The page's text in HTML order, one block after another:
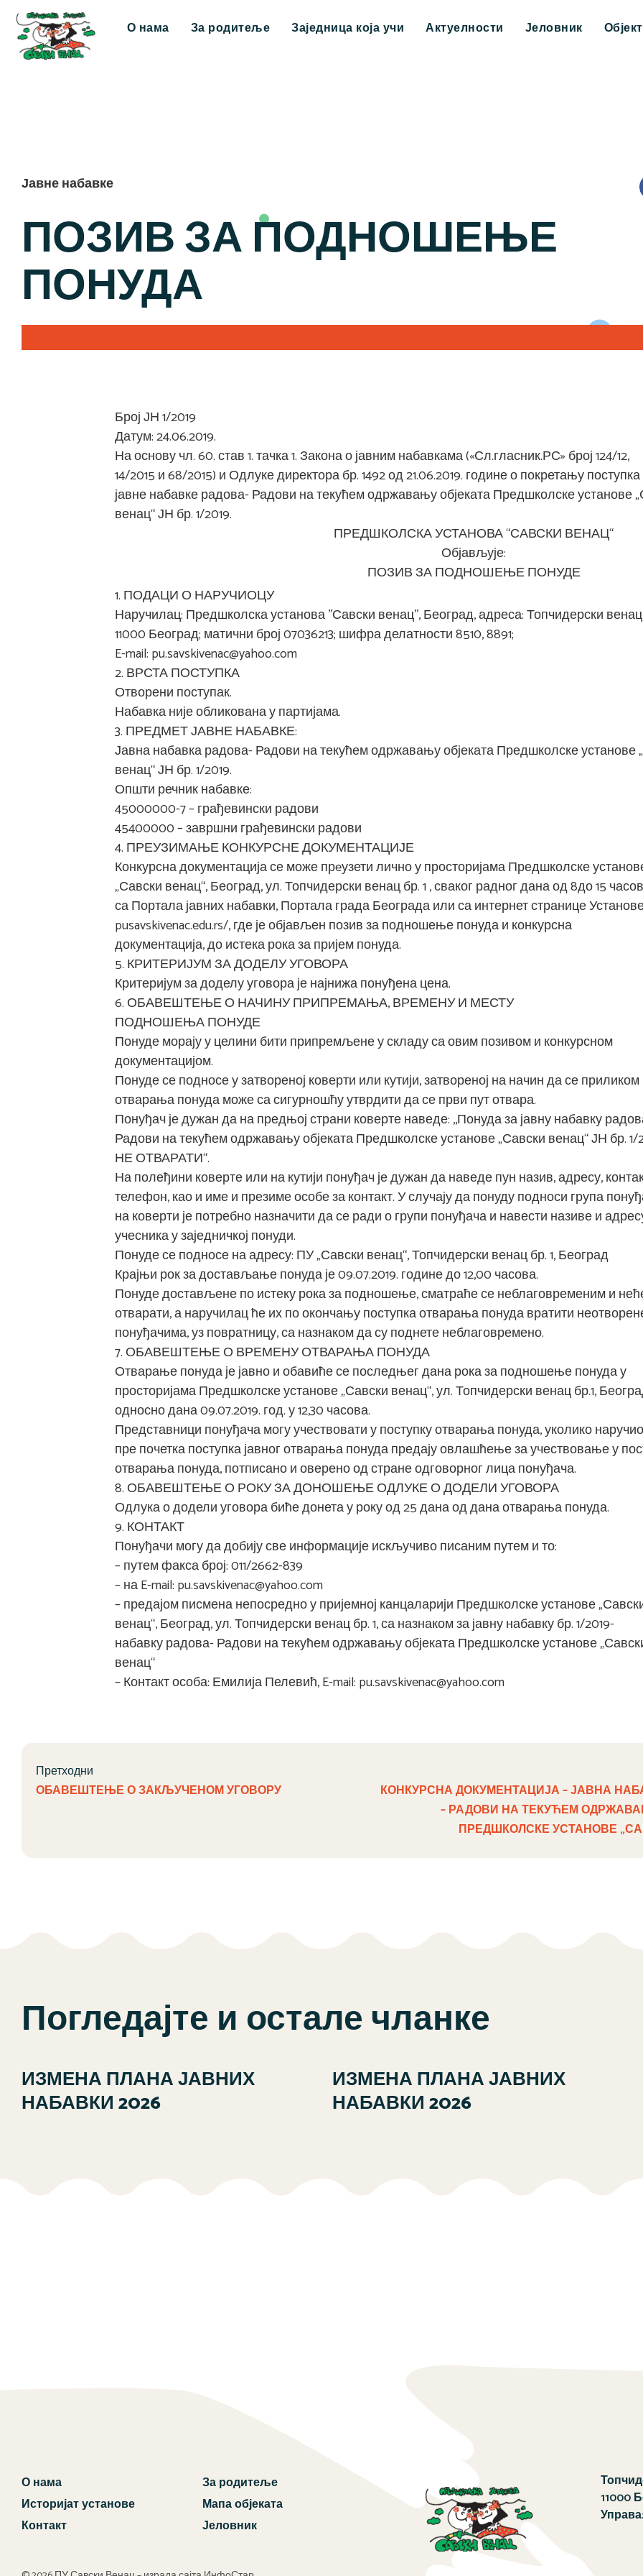
О нама За родитеље Заједница која учи Актуелности Јеловник
Јавне набавке
ПОЗИВ ЗА ПОДНОШЕЊЕ
ПОНУДА
Број ЈН 1/2019
Датум: 24.06.2019.
На основу чл. 60. став 1. тачка 1. Закона о јавним набавкама («Сл.гласник.РС» број 124/12,
14/2015 и 68/2015) и Одлуке директора бр. 1492 од 21.06.2019. године о покретању поступка
јавне набавке радова- Радови на текућем одржавању објеката Предшколске установе
венац“ ЈН бр. 1/2019.
ПРЕДШКОЛСКА УСТАНОВА “САВСКИ ВЕНАЦ“
Објављује:
ПОЗИВ ЗА ПОДНОШЕЊЕ ПОНУДЕ
1. ПОДАЦИ О НАРУЧИОЦУ
Наручилац: Предшколска установа ''Савски венац'', Београд, адреса: Топчидерски венац
11000 Београд; матични број 07036213; шифра делатности 8510, 8891;
E-mail: pu.savskivenac@yahoo.com
2. ВРСТА ПОСТУПКА
Отворени поступак.
Набавка није обликована у партијама.
3. ПРЕДМЕТ ЈАВНЕ НАБАВКЕ:
Јавна набавка радова- Радови на текућем одржавању објеката Предшколске установе
венац“ ЈН бр. 1/2019.
Општи речник набавке:
45000000-7 – грађевински радови
45400000 – завршни грађевински радови
4. ПРЕУЗИМАЊЕ КОНКУРСНЕ ДОКУМЕНТАЦИЈЕ
Конкурсна документација се може прeузети лично у просторијама Предшколске
„Савски венац“, Београд, ул. Топчидерски венац бр. 1 , сваког радног дана од 8до 15
са Портала јавних набавки, Портала града Београда или са интернет странице
pusavskivenac.edu.rs/, где је објављен позив за подношење понуда и конкурсна
документација, до истека рока за пријем понуда.
5. КРИТЕРИЈУМ ЗА ДОДЕЛУ УГОВОРА
Критеријум за доделу уговора је најнижа понуђена цена.
6. ОБАВЕШТЕЊЕ О НАЧИНУ ПРИПРЕМАЊА, ВРЕМЕНУ И МЕСТУ
ПОДНОШЕЊА ПОНУДЕ
Понуде морају у целини бити припремљене у складу са овим позивом и конкурсном
документацијом.
Понуде се подносе у затвореној коверти или кутији, затвореној на начин да се приликом
отварања понуда може са сигурношћу утврдити да се први пут отвара.
Понуђач је дужан да на предњој страни коверте наведе: ,,Понуда за јавну набавку
Радови на текућем одржавању објеката Предшколске установе „Савски венац“ ЈН бр. 1/
НЕ ОТВАРАТИ“.
На полеђини коверте или на кутији понуђач је дужан да наведе пун назив, адресу,
телефон, као и име и презиме особе за контакт. У случају да понуду подноси група
на коверти је потребно назначити да се ради о групи понуђача и навести називе и
учесника у заједничкој понуди.
Понуде се подносе на адресу: ПУ „Савски венац“, Топчидерски венац бр. 1, Београд
Крајњи рок за достављање понуда је 09.07.2019. године до 12,00 часова.
Понуде достављене по истеку рока за подношење, сматраће се неблаговременим и
отварати, а наручилац ће их по окончању поступка отварања понуда вратити
понуђачима, уз повратницу, са назнаком да су поднете неблаговремено.
7. ОБАВЕШТЕЊЕ О ВРЕМЕНУ ОТВАРАЊА ПОНУДА
Отварање понуда је јавно и обавиће се последњег дана рока за подношење понуда у
просторијама Предшколске установе „Савски венац“, ул. Топчидерски венац бр.1,
односно дана 09.07.2019. год. у 12,30 часова.
Представници понуђача могу учествовати у поступку отварања понуда, уколико
пре почетка поступка јавног отварања понуда предају овлашћење за учествовање у
отварања понуда, потписано и оверено од стране одговорног лица понуђача.
8. ОБАВЕШТЕЊЕ О РОКУ ЗА ДОНОШЕЊЕ ОДЛУКЕ О ДОДЕЛИ УГОВОРА
Одлука о додели уговора биће донета у року од 25 дана од дана отварања понуда.
9. КОНТАКТ
Понуђачи могу да добију све информације искључиво писаним путем и то:
– путем факса број: 011/2662-839
– на E-mail: pu.savskivenac@yahoo.com
– предајом писмена непосредно у пријемној канцаларији Предшколске установе
венац“, Београд, ул. Топчидерски венац бр. 1, са назнаком за јавну набавку бр. 1/2019-
набавку радова- Радови на текућем одржавању објеката Предшколске установе
венац“
– Контакт особа: Емилија Пелевић, E-mail: pu.savskivenac@yahoo.com
Претходни
ОБАВЕШТЕЊЕ О ЗАКЉУЧЕНОМ УГОВОРУ
КОНКУРСНА ДОКУМЕНТАЦИЈА – ЈАВНА
– РАДОВИ НА ТЕКУЋЕМ
ПРЕДШКОЛСКЕ УСТАНОВЕ
Погледајте и остале чланке
ИЗМЕНА ПЛАНА ЈАВНИХ
НАБАВКИ 2026
ИЗМЕНА ПЛАНА ЈАВНИХ
НАБАВКИ 2026
О нама
Историјат установе
Контакт
За родитеље
Мапа објеката
Јеловник
11000
Управа: